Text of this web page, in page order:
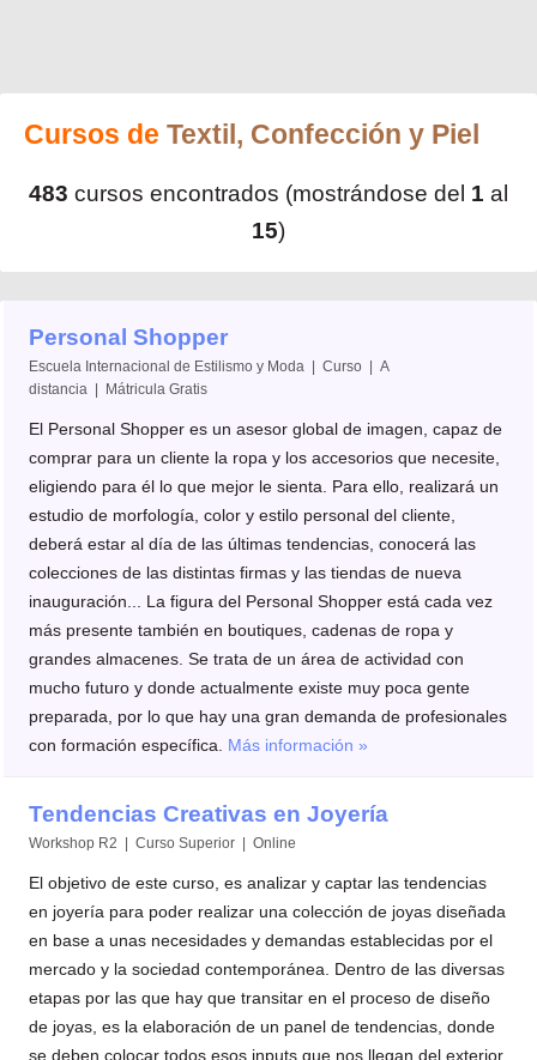
Cursos de Textil, Confección y Piel
483 cursos encontrados (mostrándose del 1 al
15)
Personal Shopper
Escuela Internacional de Estilismo y Moda | Curso | A
distancia |
Mátricula Gratis
El Personal Shopper es un asesor global de imagen, capaz de
comprar para un cliente la ropa y los accesorios que necesite,
eligiendo para él lo que mejor le sienta. Para ello, realizará un
estudio de morfología, color y estilo personal del cliente,
deberá estar al día de las últimas tendencias, conocerá las
colecciones de las distintas firmas y las tiendas de nueva
inauguración... La figura del Personal Shopper está cada vez
más presente también en boutiques, cadenas de ropa y
grandes almacenes. Se trata de un área de actividad con
mucho futuro y donde actualmente existe muy poca gente
preparada, por lo que hay una gran demanda de profesionales
con formación específica. Más información »
Tendencias Creativas en Joyería
Workshop R2 | Curso Superior | Online
El objetivo de este curso, es analizar y captar las tendencias
en joyería para poder realizar una colección de joyas diseñada
en base a unas necesidades y demandas establecidas por el
mercado y la sociedad contemporánea. Dentro de las diversas
etapas por las que hay que transitar en el proceso de diseño
de joyas, es la elaboración de un panel de tendencias, donde
se deben colocar todos esos inputs que nos llegan del exterior